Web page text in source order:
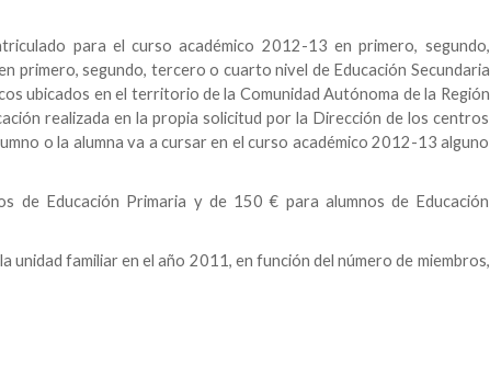
para el curso académico 2012-13 en primero, segundo,
primero, segundo, tercero o cuarto nivel de Educación Secundaria
ubicados en el territorio dela Comunidad Autónoma de la Región
realizada en la propia solicitud por la Dirección de los centros
o la alumna va a cursar en el curso académico 2012-13 alguno
de Educación Primaria y de 150 € para alumnos de Educación
familiar en el año 2011, en función del número de miembros,